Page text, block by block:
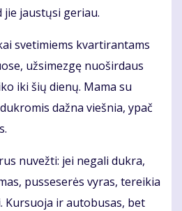
jie jaus­tų­si ge­riau.
sve­ti­miems kvar­ti­ran­tams
už­si­mez­gę nuo­šir­daus
iki šių die­nų. Ma­ma su
daž­na vieš­nia, ypač
nu­vež­ti: jei ne­ga­li duk­ra,
pus­se­se­rės vy­ras, te­rei­kia
Kur­suo­ja ir au­to­bu­sas, bet